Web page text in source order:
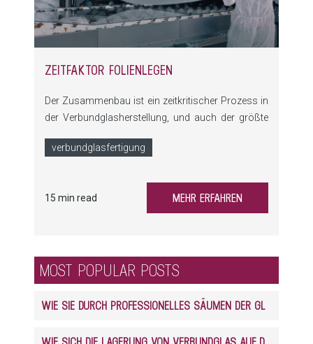
ZEITFAKTOR FOLIENLEGEN
Der Zusammenbau ist ein zeitkritischer Prozess in
der Verbundglasherstellung, und auch der größte
Einsatz kommen.
verbundglasfertigung
15 min read MEHR ERFAHREN
MOST POPULAR POSTS